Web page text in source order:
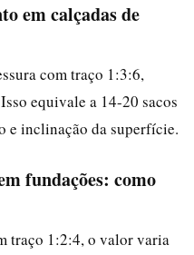
em calçadas de
com traço 1:3:6,
equivale a 14-20 sacos
e inclinação da superfície.
fundações: como
traço 1:2:4, o valor varia